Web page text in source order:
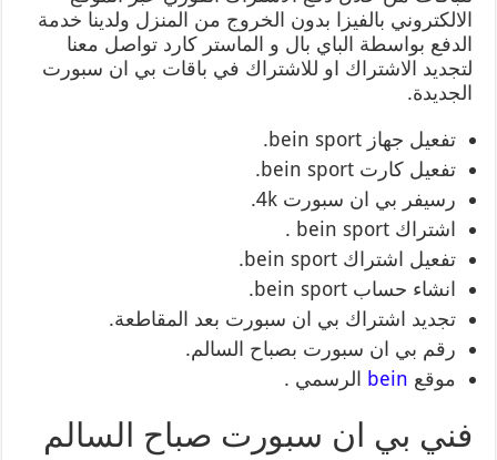
الالكتروني بالفيزا بدون الخروج من المنزل ولدينا خدمة
الدفع بواسطة الباي بال و الماستر كارد تواصل معنا
لتجديد الاشتراك او للاشتراك في باقات بي ان سبورت
الجديدة.
تفعيل جهاز bein sport.
تفعيل كارت bein sport.
رسيفر بي ان سبورت 4k.
اشتراك bein sport .
تفعيل اشتراك bein sport.
انشاء حساب bein sport.
تجديد اشتراك بي ان سبورت بعد المقاطعة.
رقم بي ان سبورت بصباح السالم.
موقع bein الرسمي .
فني بي ان سبورت صباح السالم